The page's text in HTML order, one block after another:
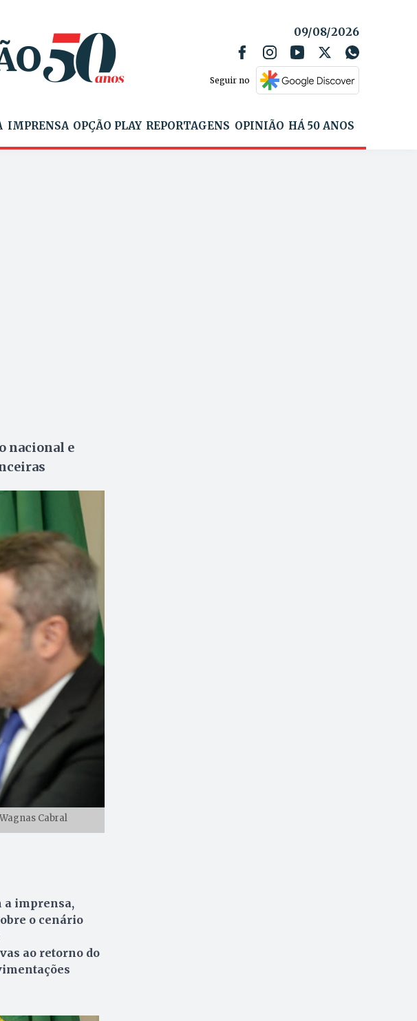
09/08/2026
Seguir no
IMPRENSA OPÇÃO PLAY REPORTAGENS OPINIÃO HÁ 50 ANOS
nacional e
Cabral
a imprensa,
o cenário
ao retorno do